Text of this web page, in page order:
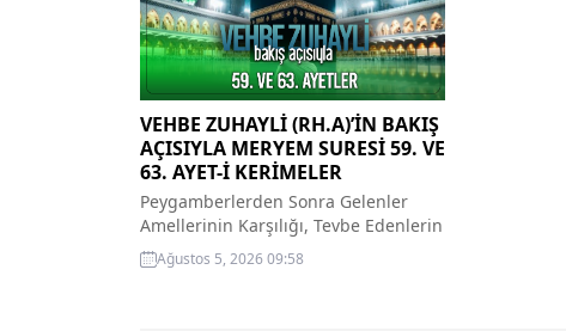
VEHBE ZUHAYLİ (RH.A)’İN BAKIŞ
AÇISIYLA MERYEM SURESİ 59. VE
63. AYET-İ KERİMELER
Peygamberlerden Sonra Gelenler
Amellerinin Karşılığı, Tevbe Edenlerin
Ve Cenneti Hak Edenlerin Vasıfları
59- Ama onların ardından namazı
Ağustos 5, 2026 09:58